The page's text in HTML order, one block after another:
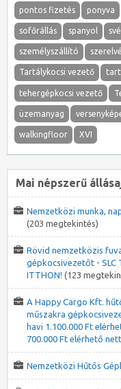
pontos fizetés ponyva
sofőrállás spanyol
személyszállító
Tartálykocsi vezető
tehergépkocsi vezető
üzemanyag
walkingfloor XVI
Mai népszerű
Nemzetközi munka,
(203 megtekintés)
Rövid nemzetközis
gépkocsivezetőt - SLC
ITTHON! (123
A Happy Cargo Kft.
műszakra
havi 1.100.000 Ft
700.000 Ft elérhető
Nemzetközi Hűtős